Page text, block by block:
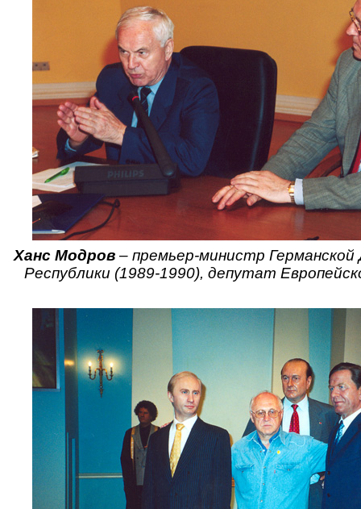
Ханс Модров – премьер-министр
Республики (1989-1990), депутат